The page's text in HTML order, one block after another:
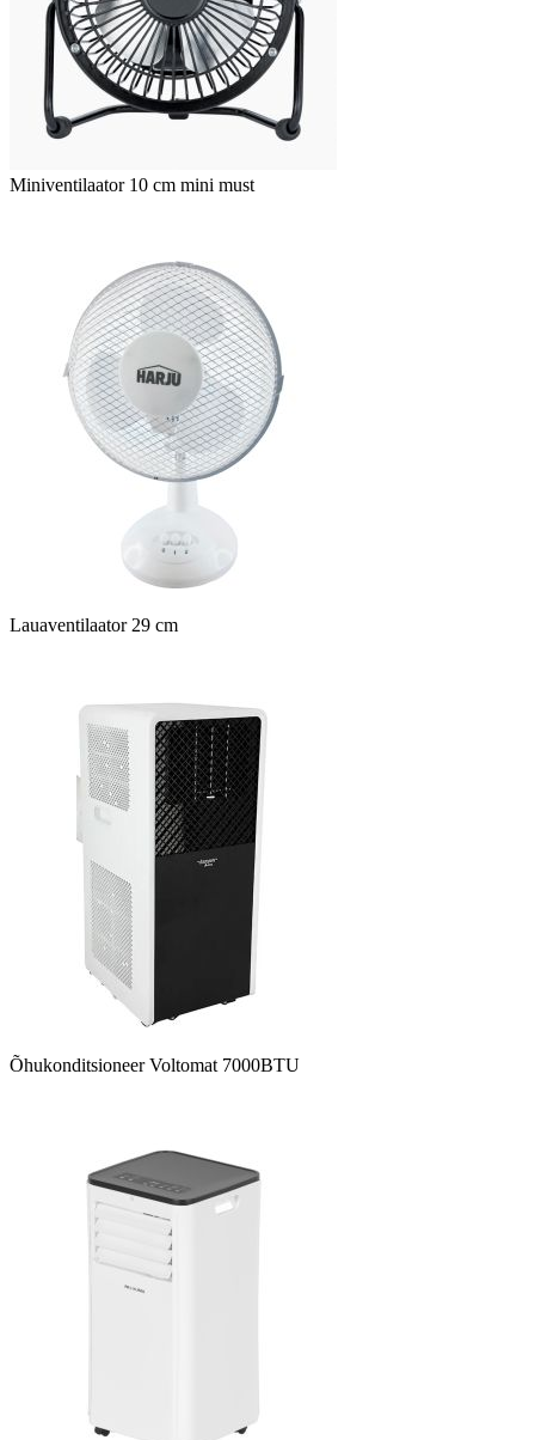
Miniventilaator 10 cm mini must
Lauaventilaator 29 cm
Õhukonditsioneer Voltomat 7000BTU